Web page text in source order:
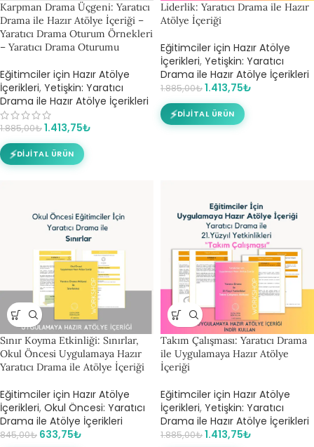
Karpman Drama Üçgeni: Yaratıcı
Drama ile Hazır Atölye İçeriği –
Yaratıcı Drama Oturum Örnekleri
– Yaratıcı Drama Oturumu
Eğitimciler için Hazır Atölye
İçerikleri, Yetişkin: Yaratıcı
Drama ile Hazır Atölye İçerikleri
1.885,00₺1.413,75₺
⚡DIJITAL ÜRÜN
Liderlik: Yaratıcı Drama ile Hazır
Atölye İçeriği
Eğitimciler için Hazır Atölye
İçerikleri, Yetişkin: Yaratıcı
Drama ile Hazır Atölye İçerikleri
1.885,00₺1.413,75₺
⚡DIJITAL ÜRÜN
Sınır Koyma Etkinliği: Sınırlar,
Okul Öncesi Uygulamaya Hazır
Yaratıcı Drama ile Atölye İçeriği
Eğitimciler için Hazır Atölye
İçerikleri, Okul Öncesi: Yaratıcı
Drama ile Atölye İçerikleri
845,00₺ 633,75₺
Takım Çalışması: Yaratıcı Drama
ile Uygulamaya Hazır Atölye
İçeriği
Eğitimciler için Hazır Atölye
İçerikleri, Yetişkin: Yaratıcı
Drama ile Hazır Atölye İçerikleri
1.885,00₺1.413,75₺